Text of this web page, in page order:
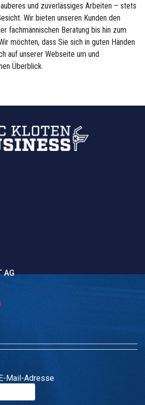
und zuverlässiges Arbeiten – stets
Wir bieten unseren Kunden den
fachmännischen Beratung bis hin zum
möchten, dass Sie sich in guten Händen
auf unserer Webseite um und
Überblick.
AG
Mail-Adresse